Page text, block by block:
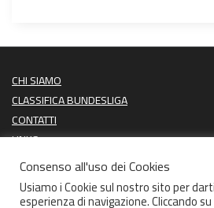
CHI SIAMO
CLASSIFICA BUNDESLIGA
CONTATTI
LINKS
PROSSIME PARTITE
ULTIMI RISULTATI
Consenso all'uso dei Cookies
Usiamo i Cookie sul nostro sito per
esperienza di navigazione. Cliccando